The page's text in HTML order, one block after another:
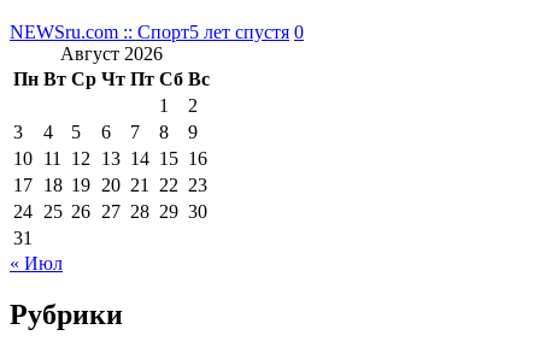
NEWSru.com :: Спорт5 лет спустя 0
Август 2026
Пн Вт Ср Чт Пт Сб Вс
1
2
3
4 5 6 7 8
9
10 11 12 13 14 15 16
17 18 19 20 21 22 23
24 25 26 27 28 29 30
31
« Июл
Рубрики